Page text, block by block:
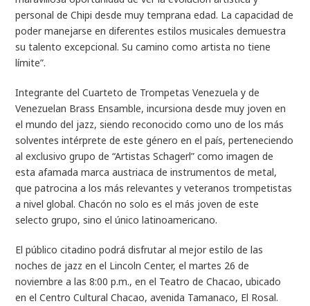
personal de Chipi desde muy temprana edad. La capacidad de
poder manejarse en diferentes estilos musicales demuestra
su talento excepcional. Su camino como artista no tiene
límite”.
Integrante del Cuarteto de Trompetas Venezuela y de
Venezuelan Brass Ensamble, incursiona desde muy joven en
el mundo del jazz, siendo reconocido como uno de los más
solventes intérprete de este género en el país, perteneciendo
al exclusivo grupo de “Artistas Schagerl” como imagen de
esta afamada marca austriaca de instrumentos de metal,
que patrocina a los más relevantes y veteranos trompetistas
a nivel global. Chacón no solo es el más joven de este
selecto grupo, sino el único latinoamericano.
El público citadino podrá disfrutar al mejor estilo de las
noches de jazz en el Lincoln Center, el martes 26 de
noviembre a las 8:00 p.m., en el Teatro de Chacao, ubicado
en el Centro Cultural Chacao, avenida Tamanaco, El Rosal.